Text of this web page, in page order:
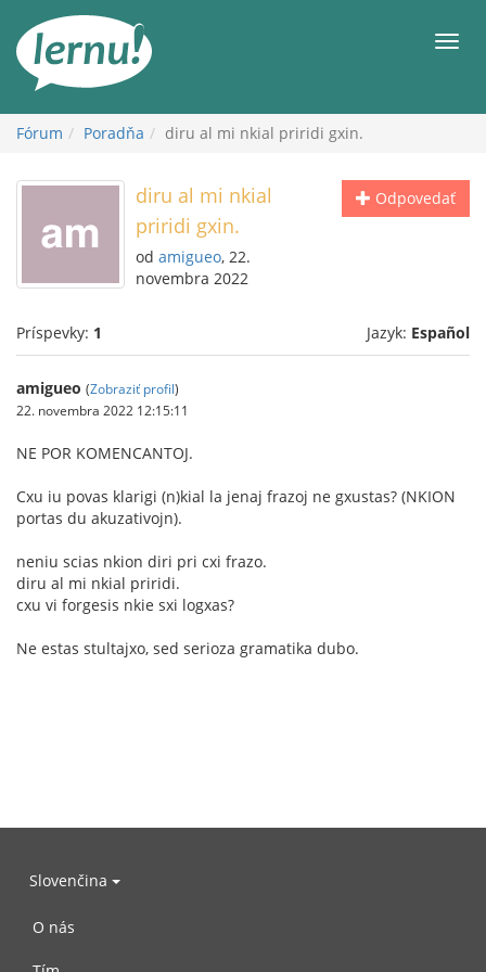
obsah
Fórum Poradňa diru al mi nkial priridi gxin.
Odpovedať
diru al mi nkial
priridi gxin.
od amigueo, 22.
novembra 2022
Príspevky: 1 Jazyk: Español
amigueo (Zobraziť profil)
22. novembra 2022 12:15:11
NE POR KOMENCANTOJ.
Cxu iu povas klarigi (n)kial la jenaj frazoj ne gxustas? (NKION
portas du akuzativojn).
neniu scias nkion diri pri cxi frazo.
diru al mi nkial priridi.
cxu vi forgesis nkie sxi logxas?
Ne estas stultajxo, sed serioza gramatika dubo.
Slovenčina
O nás